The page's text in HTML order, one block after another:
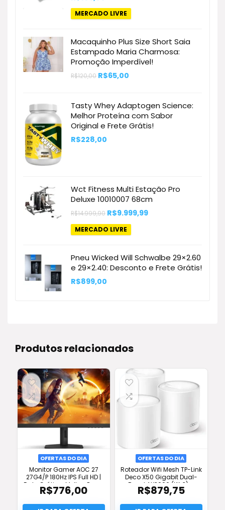
MERCADO LIVRE
Macaquinho Plus Size Short Saia
Estampado Maria Charmosa:
Promoção Imperdível!
R$120,00 O
R$120,00.
R$65,00
R$65,00.
Tasty Whey Adaptogen Science:
Melhor Proteína com Sabor
Original e Frete Grátis!
R$228,00
Wct Fitness Multi Estação Pro
Deluxe 10010007 68cm
R$14.999,90 O
original
era:
R$9.999,99O
MERCADO LIVRE
Pneu Wicked Will Schwalbe 29×2.60
e 29×2.40: Desconto e Frete Grátis!
R$899,00
Produtos relacionados
OFERTAS DO DIA
Monitor Gamer AOC 27
27G4/P 180Hz IPS Full HD |
Frete Grátis + Melhor Preço
R$776,00
OFERTAS DO DIA
Roteador Wifi Mesh TP-Link
Deco X50 Gigabit Dual-
Band AX3000 (Kit 3) –
Desconto e Frete Grátis!
R$879,75